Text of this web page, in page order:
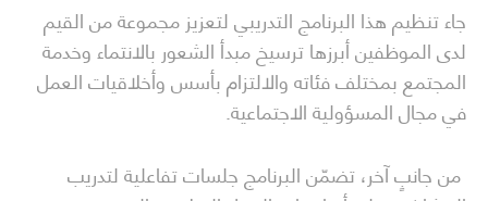
جاء تنظيم هذا البرنامج التدريبي لتعزيز مجموعة من القيم
لدى الموظفين أبرزها ترسيخ مبدأ الشعور بالانتماء وخدمة
المجتمع بمختلف فئاته والالتزام بأسس وأخلاقيات العمل
في مجال المسؤولية الاجتماعية.
من جانبٍ آخر، تضمّن البرنامج جلسات تفاعلية لتدريب